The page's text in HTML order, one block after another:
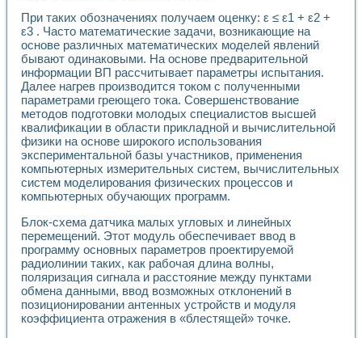
Лабораторный практикум по основам теории Коммутации
Разработка виртуальной лабораторной работы
Виртуальные практикумы по электротехнике в среде
Из опыта внедрения в рамках национального проекта
Исследование эффективности решателей
Опыт разработки LabVIEW лабораторных практикумов
Проблемы повышения качества образования и
Развитие LabVIEW лабораторного практикума по
Разработка виртуальной лаборатории по электротехнике
Усовершенствованные алгоритмы частотного анализа
Об опыте работы учебного центра «Технологии
Технологии NI в магистерской программе «Прикладная
Система диагностики двигателей постоянного тока
Автоматизированный стенд формирования
Лабораторный практикум по курсу ИИС на базе
Партнеры
Академические и отраслевые институты
Учебные заведения
Бизнес
Контакты
При таких обозначениях получаем оценку: ε ≤ ε1 + ε2 +
ε3 . Часто математические задачи, возникающие на
основе различных математических моделей явлений
бывают одинаковыми. На основе предварительной
информации ВП рассчитывает параметры испытания.
Далее нагрев производится током с полученными
параметрами греющего тока. Совершенствование
методов подготовки молодых специалистов высшей
квалификации в области прикладной и вычислительной
физики на основе широкого использования
экспериментальной базы участников, применения
компьютерных измерительных систем, вычислительных
систем моделирования физических процессов и
компьютерных обучающих программ.
Блок-схема датчика малых угловых и линейных
перемещений. Этот модуль обеспечивает ввод в
программу основных параметров проектируемой
радиолинии таких, как рабочая длина волны,
поляризация сигнала и расстояние между пунктами
обмена данными, ввод возможных отклонений в
позиционировании антенных устройств и модуля
коэффициента отражения в «блестящей» точке.